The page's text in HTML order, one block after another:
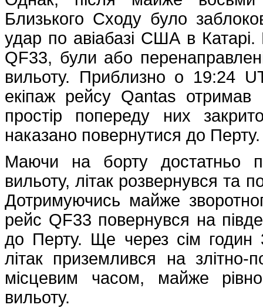
Близького Сходу було
удар по авіабазі США в Катарі.
QF33, були або
вильоту. Приблизно о 19:24
екіпаж рейсу Qantas
простір попереду них
наказано повернутися до Перту.
Маючи на борту достатньо
вильоту, літак розвернувся та
Дотримуючись майже
рейс QF33 повернувся на
до Перту. Ще через сім годин
літак приземлився на
місцевим часом, майже
вильоту.